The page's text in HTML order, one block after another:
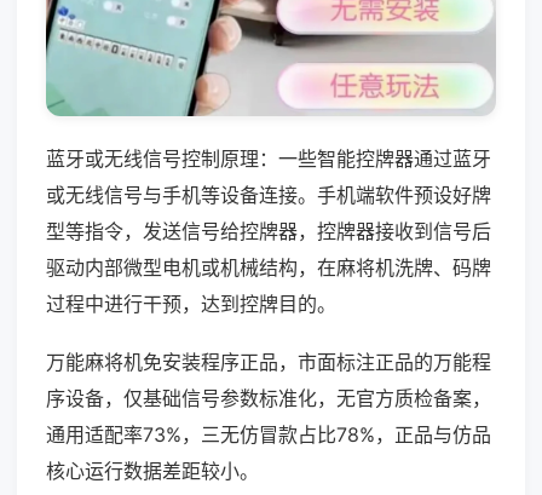
蓝牙或无线信号控制原理：一些智能控牌器通过蓝牙
或无线信号与手机等设备连接。手机端软件预设好牌
型等指令，发送信号给控牌器，控牌器接收到信号后
驱动内部微型电机或机械结构，在麻将机洗牌、码牌
过程中进行干预，达到控牌目的。
万能麻将机免安装程序正品，市面标注正品的万能程
序设备，仅基础信号参数标准化，无官方质检备案，
通用适配率73%，三无仿冒款占比78%，正品与仿品
核心运行数据差距较小。